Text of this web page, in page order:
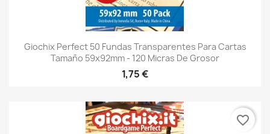
Giochix Perfect 50 Fundas Transparentes Para Cartas
Tamaño 59x92mm - 120 Micras De Grosor
1,75 €
favorite_border